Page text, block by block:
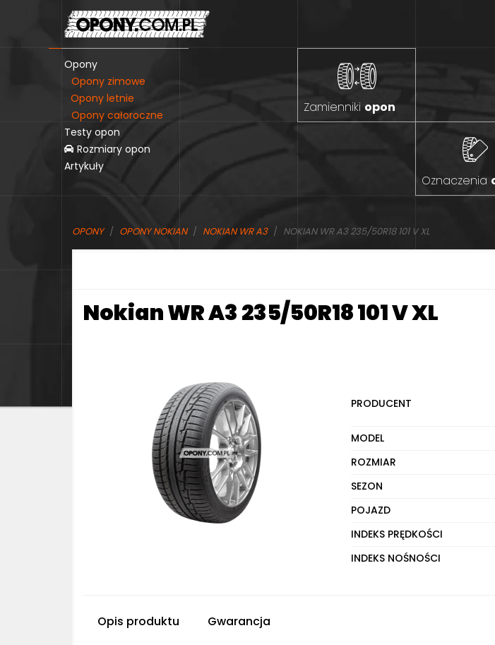
Opony
Opony zimowe
Opony letnie
Opony całoroczne
Testy opon
Rozmiary opon
Artykuły
Zamienniki opon
Oznaczenia
OPONY OPONY NOKIAN NOKIAN WR A3 NOKIAN WR A3 235/50R18 101 V XL
Nokian WR A3 235/50R18 101 V XL
PRODUCENT
MODEL
ROZMIAR
SEZON
POJAZD
INDEKS PRĘDKOŚCI
INDEKS NOŚNOŚCI
Opis produktu Gwarancja